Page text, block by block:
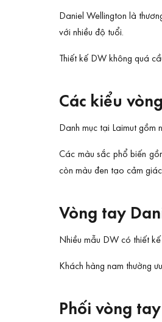
Daniel Wellington là
với nhiều độ tuổi.
Thiết kế DW không quá
Các kiểu
Danh mục tại Laimut gồm
Các màu sắc phổ biến
còn màu đen tạo cảm
Vòng tay
Nhiều mẫu DW có thiết
Khách hàng nam thường
Phối vòng